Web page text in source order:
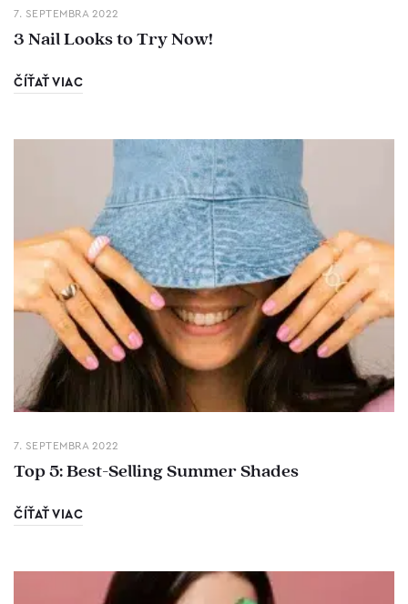
7. SEPTEMBRA 2022
3 Nail Looks to Try Now!
ČÍŤAŤ VIAC
7. SEPTEMBRA 2022
Top 5: Best-Selling Summer Shades
ČÍŤAŤ VIAC